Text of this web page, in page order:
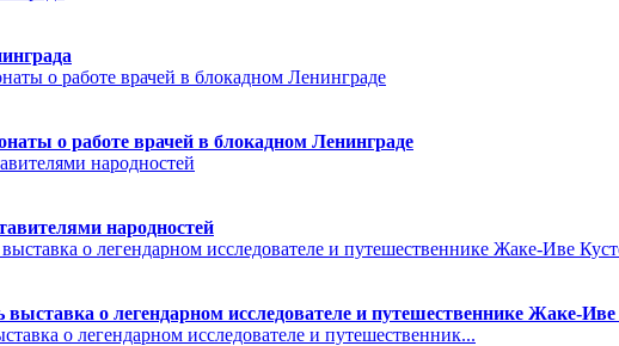
о работе врачей в блокадном Ленинграде
народностей
о легендарном исследователе и путешественнике Жаке-
о легендарном исследователе и путешественник...